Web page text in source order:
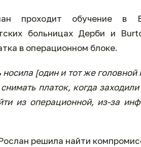
проходит обучение в
больницах Дерби и
в операционном блоке.
носила [один и тот же
снимать платок, когда
из операционной, из-за
решила найти